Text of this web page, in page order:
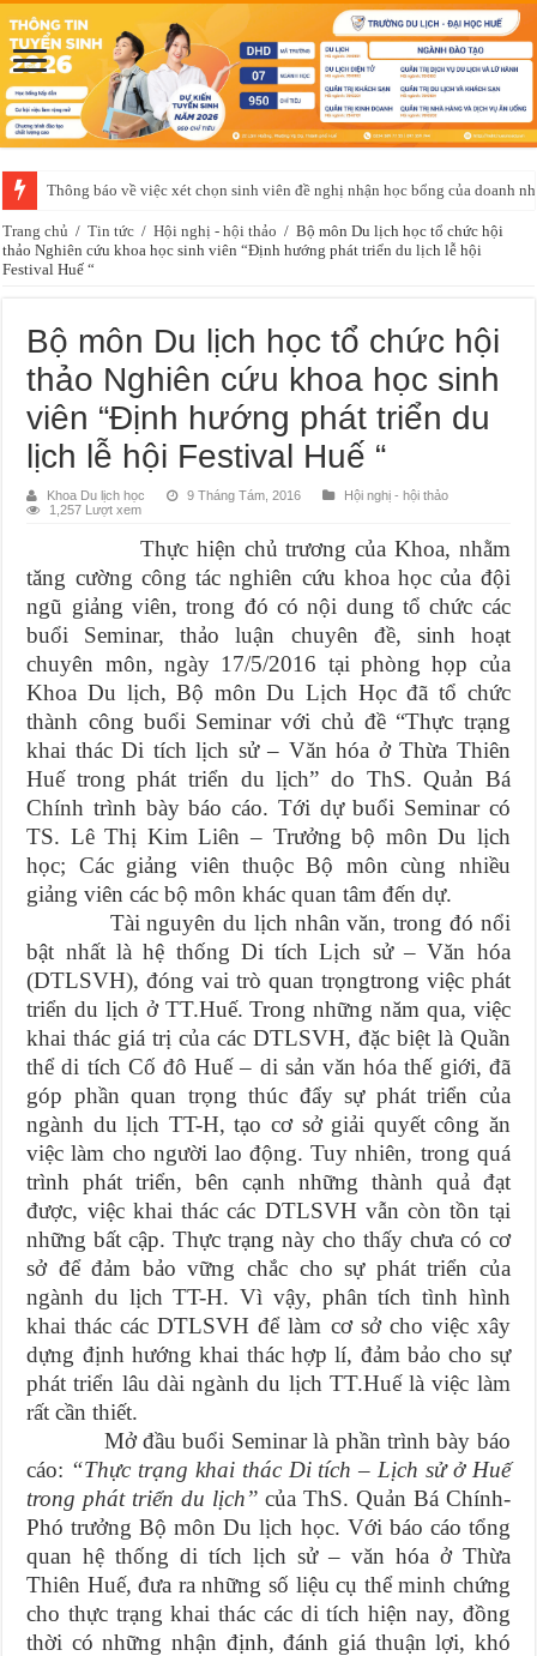
Thông báo về việc xét chọn sinh viên đề nghị nhận học bổng của doanh
Trang chủ / Tin tức / Hội nghị - hội thảo / Bộ môn Du lịch học tổ chức hội
thảo Nghiên cứu khoa học sinh viên “Định hướng phát triển du lịch lễ hội
Festival Huế “
Bộ môn Du lịch học tổ chức hội
thảo Nghiên cứu khoa học sinh
viên “Định hướng phát triển du
lịch lễ hội Festival Huế “
Khoa Du lịch học 9 Tháng Tám, 2016
Hội nghị - hội thảo
1,257 Lượt xem
Thực hiện chủ trương của Khoa, nhằm
tăng cường công tác nghiên cứu khoa học của đội
ngũ giảng viên, trong đó có nội dung tổ chức các
buổi Seminar, thảo luận chuyên đề, sinh hoạt
chuyên môn, ngày 17/5/2016 tại phòng họp của
Khoa Du lịch, Bộ môn Du Lịch Học đã tổ chức
thành công buổi Seminar với chủ đề “Thực trạng
khai thác Di tích lịch sử – Văn hóa ở Thừa Thiên
Huế trong phát triển du lịch” do ThS. Quản Bá
Chính trình bày báo cáo. Tới dự buổi Seminar có
TS. Lê Thị Kim Liên – Trưởng bộ môn Du lịch
học; Các giảng viên thuộc Bộ môn cùng nhiều
giảng viên các bộ môn khác quan tâm đến dự.
Tài nguyên du lịch nhân văn, trong đó nổi
bật nhất là hệ thống Di tích Lịch sử – Văn hóa
(DTLSVH), đóng vai trò quan trọngtrong việc phát
triển du lịch ở TT.Huế. Trong những năm qua, việc
khai thác giá trị của các DTLSVH, đặc biệt là Quần
thể di tích Cố đô Huế – di sản văn hóa thế giới, đã
góp phần quan trọng thúc đẩy sự phát triển của
ngành du lịch TT-H, tạo cơ sở giải quyết công ăn
việc làm cho người lao động. Tuy nhiên, trong quá
trình phát triển, bên cạnh những thành quả đạt
được, việc khai thác các DTLSVH vẫn còn tồn tại
những bất cập. Thực trạng này cho thấy chưa có cơ
sở để đảm bảo vững chắc cho sự phát triển của
ngành du lịch TT-H. Vì vậy, phân tích tình hình
khai thác các DTLSVH để làm cơ sở cho việc xây
dựng định hướng khai thác hợp lí, đảm bảo cho sự
phát triển lâu dài ngành du lịch TT.Huế là việc làm
rất cần thiết.
Mở đầu buổi Seminar là phần trình bày báo
cáo: “Thực trạng khai thác Di tích – Lịch sử ở Huế
trong phát triển du lịch” của ThS. Quản Bá Chính-
Phó trưởng Bộ môn Du lịch học. Với báo cáo tổng
quan hệ thống di tích lịch sử – văn hóa ở Thừa
Thiên Huế, đưa ra những số liệu cụ thể minh chứng
cho thực trạng khai thác các di tích hiện nay, đồng
thời có những nhận định, đánh giá thuận lợi, khó